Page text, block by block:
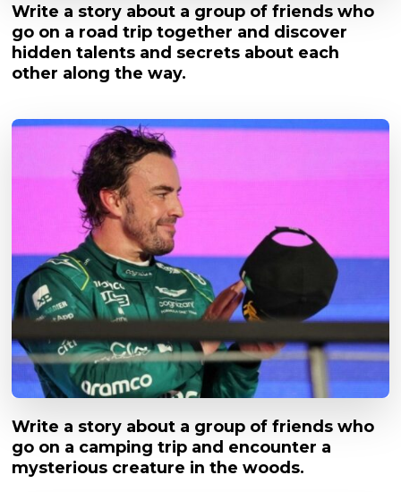
Write a story about a group of friends who
go on a road trip together and discover
hidden talents and secrets about each
other along the way.
Write a story about a group of friends who
go on a camping trip and encounter a
mysterious creature in the woods.